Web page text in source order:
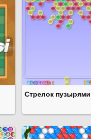
Стрелок пузырями